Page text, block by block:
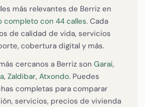
más relevantes de Berriz en
completo con 44 calles. Cada
de calidad de vida, servicios
cobertura digital y más.
cercanos a Berriz son Garai,
, Zaldibar, Atxondo. Puedes
completas para comparar
servicios, precios de vivienda